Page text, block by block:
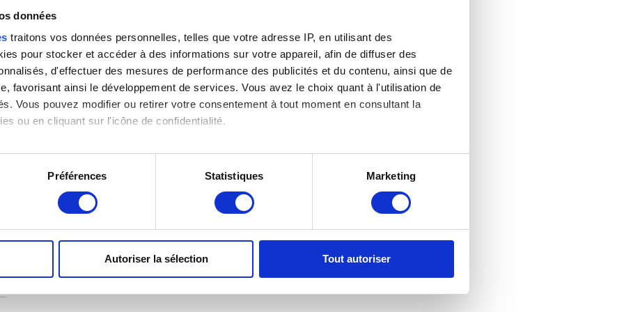
données
traitons vos données personnelles, telles que votre adresse IP, en utilisant des
pour stocker et accéder à des informations sur votre appareil, afin de diffuser des
d'effectuer des mesures de performance des publicités et du contenu, ainsi que de
favorisant ainsi le développement de services. Vous avez le choix quant à l'utilisation de
Vous pouvez modifier ou retirer votre consentement à tout moment en consultant la
ou en cliquant sur l'icône de confidentialité.
également :
sur votre localisation géographique qui peuvent être précises à plusieurs mètres près
de publicité et d'analyse, qui peuvent combiner celles-ci avec d'autres informations que
Préférences Statistiques Marketing
Autoriser la sélection Tout autoriser